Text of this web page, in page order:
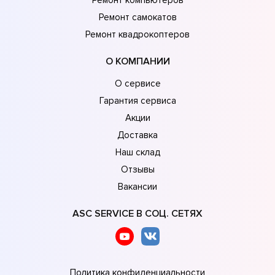
Ремонт самокатов
Ремонт квадрокоптеров
О КОМПАНИИ
О сервисе
Гарантия сервиса
Акции
Доставка
Наш склад
Отзывы
Вакансии
ASC SERVICE В СОЦ. СЕТЯХ
Политика конфиденциальности